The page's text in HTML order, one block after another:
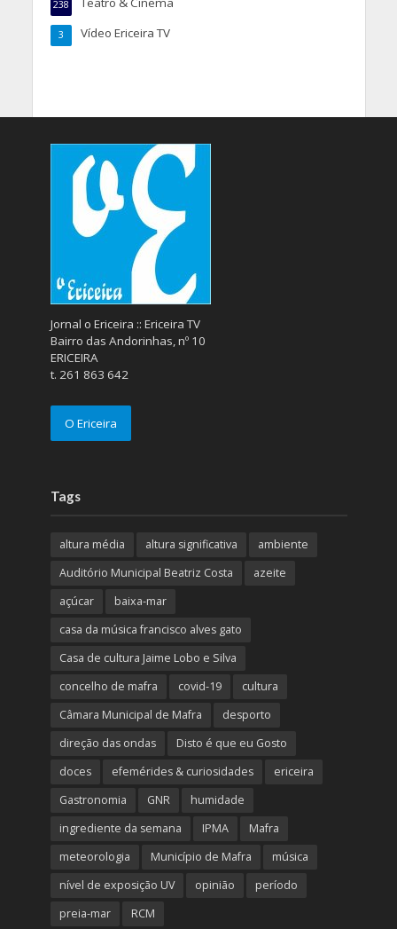
238
Vídeo Ericeira TV
3
Jornal o Ericeira :: Ericeira TV
Bairro das Andorinhas, nº 10
ERICEIRA
t. 261 863 642
O Ericeira
Tags
altura média altura significativa
ambiente
Auditório Municipal Beatriz Costa
azeite
açúcar
baixa-mar
casa da música francisco alves gato
Casa de cultura Jaime Lobo e Silva
concelho de mafra
covid-19
cultura
Câmara Municipal de Mafra
desporto
direção das ondas
Disto é que eu Gosto
doces
efemérides & curiosidades
ericeira
Gastronomia
GNR
humidade
ingrediente da semana
IPMA
Mafra
meteorologia
Município de Mafra
música
nível de exposição UV
opinião
período
preia-mar
RCM